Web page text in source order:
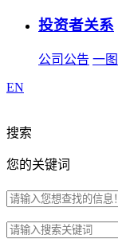
投资者关系
公司公告 一
EN
搜索
您的关键词